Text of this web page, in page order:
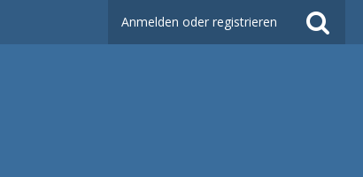
Anmelden oder registrieren